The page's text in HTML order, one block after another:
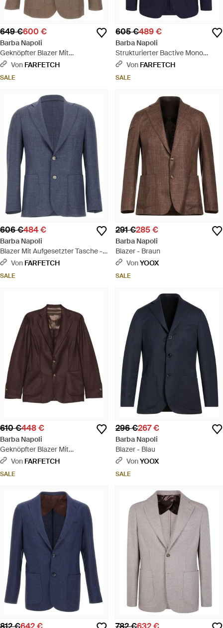
649 €600 €
Barba Napoli
Geknöpfter Blazer Mit
Steigendem Revers - Braun
Von FARFETCH
SALE
605 €489 €
Barba Napoli
Strukturierter Bactive Mono
Blazer - Blau
Von FARFETCH
SALE
606 €484 €
Barba Napoli
Blazer Mit Aufgesetzter Tasche -
BlauVon FARFETCH
SALE
291 €285 €
Barba Napoli
Blazer - Braun
VonYOOX
SALE
610 €448 €
Barba Napoli
Geknöpfter Blazer Mit
Aufgesetzten Taschen - Braun
Von FARFETCH
SALE
296 €267 €
Barba Napoli
Blazer - Blau
VonYOOX
SALE